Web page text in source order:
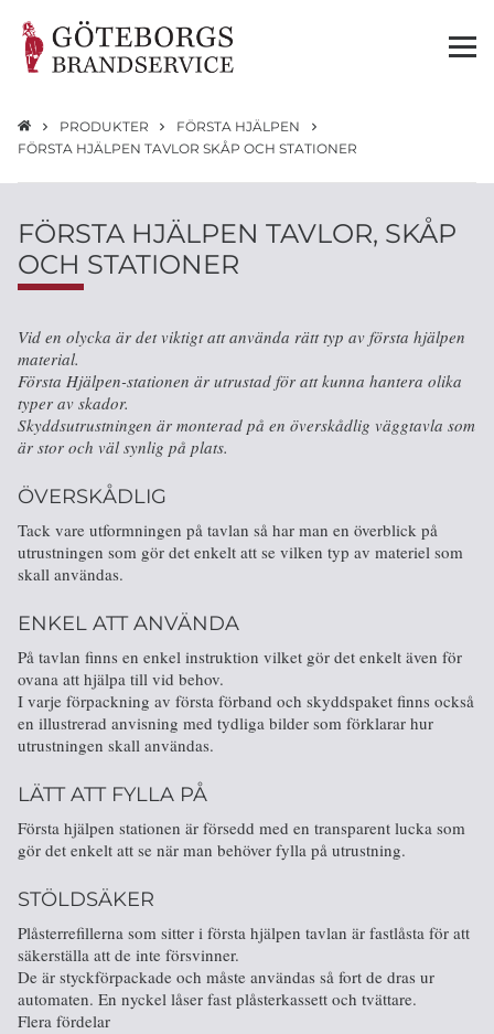
PRODUKTER
FÖRSTA HJÄLPEN
FÖRSTA HJÄLPEN TAVLOR SKÅP OCH STATIONER
FÖRSTA HJÄLPEN TAVLOR, SKÅP
OCH STATIONER
Vid en olycka är det viktigt att använda rätt typ av första hjälpen
material.
Första Hjälpen-stationen är utrustad för att kunna hantera olika
typer av skador.
Skyddsutrustningen är monterad på en överskådlig väggtavla som
är stor och väl synlig på plats.
ÖVERSKÅDLIG
Tack vare utformningen på tavlan så har man en överblick på
utrustningen som gör det enkelt att se vilken typ av materiel som
skall användas.
ENKEL ATT ANVÄNDA
På tavlan finns en enkel instruktion vilket gör det enkelt även för
ovana att hjälpa till vid behov.
I varje förpackning av första förband och skyddspaket finns också
en illustrerad anvisning med tydliga bilder som förklarar hur
utrustningen skall användas.
LÄTT ATT FYLLA PÅ
Första hjälpen stationen är försedd med en transparent lucka som
gör det enkelt att se när man behöver fylla på utrustning.
STÖLDSÄKER
Plåsterrefillerna som sitter i första hjälpen tavlan är fastlåsta för att
säkerställa att de inte försvinner.
De är styckförpackade och måste användas så fort de dras ur
automaten. En nyckel låser fast plåsterkassett och tvättare.
Flera fördelar